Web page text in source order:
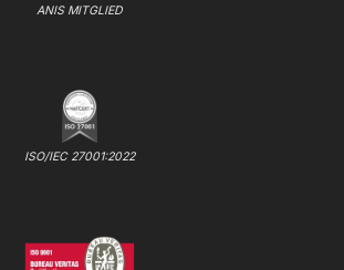
ANIS MITGLIED
ISO/IEC 27001:2022